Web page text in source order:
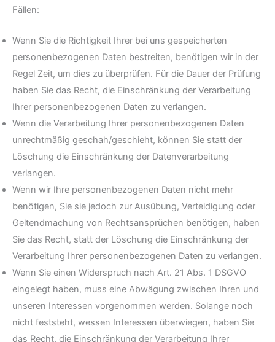
Fällen:
Wenn Sie die Richtigkeit Ihrer bei uns gespeicherten
personenbezogenen Daten bestreiten, benötigen wir in der
Regel Zeit, um dies zu überprüfen. Für die Dauer der Prüfung
haben Sie das Recht, die Einschränkung der Verarbeitung
Ihrer personenbezogenen Daten zu verlangen.
Wenn die Verarbeitung Ihrer personenbezogenen Daten
unrechtmäßig geschah/geschieht, können Sie statt der
Löschung die Einschränkung der Datenverarbeitung
verlangen.
Wenn wir Ihre personenbezogenen Daten nicht mehr
benötigen, Sie sie jedoch zur Ausübung, Verteidigung oder
Geltendmachung von Rechtsansprüchen benötigen, haben
Sie das Recht, statt der Löschung die Einschränkung der
Verarbeitung Ihrer personenbezogenen Daten zu verlangen.
Wenn Sie einen Widerspruch nach Art. 21 Abs. 1 DSGVO
eingelegt haben, muss eine Abwägung zwischen Ihren und
unseren Interessen vorgenommen werden. Solange noch
nicht feststeht, wessen Interessen überwiegen, haben Sie
das Recht, die Einschränkung der Verarbeitung Ihrer